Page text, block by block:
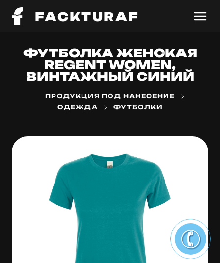
FACKTURAF
ФУТБОЛКА ЖЕНСКАЯ
REGENT WOMEN,
ВИНТАЖНЫЙ СИНИЙ
ПРОДУКЦИЯ ПОД НАНЕСЕНИЕ
ОДЕЖДА
ФУТБОЛКИ